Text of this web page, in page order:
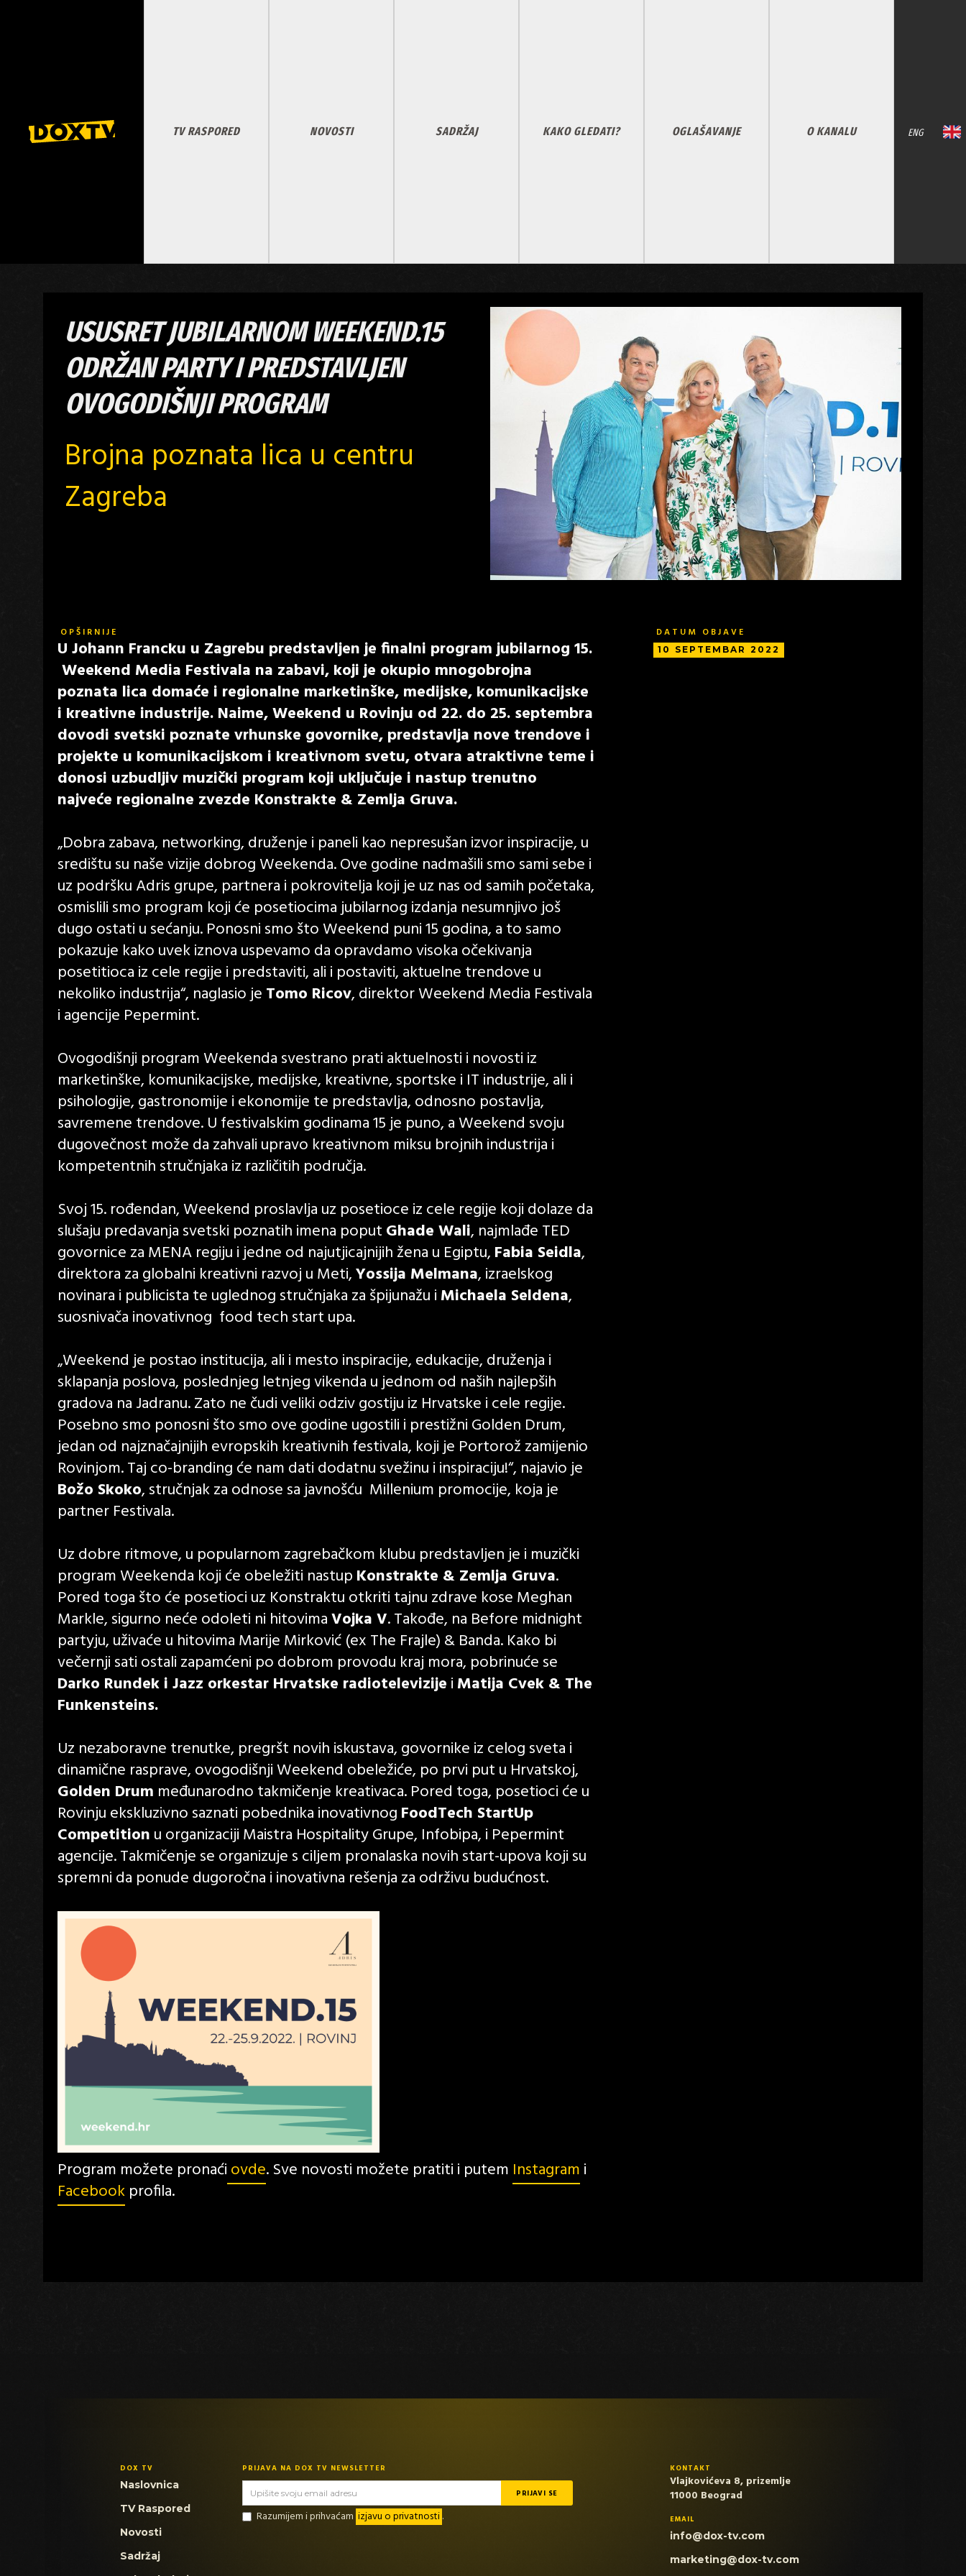
TV RASPORED NOVOSTI SADRŽAJ KAKO GLEDATI? OGLAŠAVANJE O KANALU ENG
USUSRET JUBILARNOM WEEKEND.15
ODRŽAN PARTY I PREDSTAVLJEN
OVOGODIŠNJI PROGRAM
Brojna poznata lica u centru
Zagreba
OPŠIRNIJE
U Johann Francku u Zagrebu predstavljen je finalni program jubilarnog 15.
Weekend Media Festivala na zabavi, koji je okupio mnogobrojna
poznata lica domaće i regionalne marketinške, medijske, komunikacijske
i kreativne industrije. Naime, Weekend u Rovinju od 22. do 25. septembra
dovodi svetski poznate vrhunske govornike, predstavlja nove trendove i
projekte u komunikacijskom i kreativnom svetu, otvara atraktivne teme i
donosi uzbudljiv muzički program koji uključuje i nastup trenutno
najveće regionalne zvezde Konstrakte & Zemlja Gruva.
„Dobra zabava, networking, druženje i paneli kao nepresušan izvor inspiracije, u
središtu su naše vizije dobrog Weekenda. Ove godine nadmašili smo sami sebe i
uz podršku Adris grupe, partnera i pokrovitelja koji je uz nas od samih početaka,
osmislili smo program koji će posetiocima jubilarnog izdanja nesumnjivo još
dugo ostati u sećanju. Ponosni smo što Weekend puni 15 godina, a to samo
pokazuje kako uvek iznova uspevamo da opravdamo visoka očekivanja
posetitioca iz cele regije i predstaviti, ali i postaviti, aktuelne trendove u
nekoliko industrija“, naglasio je Tomo Ricov, direktor Weekend Media Festivala
i agencije Pepermint.
Ovogodišnji program Weekenda svestrano prati aktuelnosti i novosti iz
marketinške, komunikacijske, medijske, kreativne, sportske i IT industrije, ali i
psihologije, gastronomije i ekonomije te predstavlja, odnosno postavlja,
savremene trendove. U festivalskim godinama 15 je puno, a Weekend svoju
dugovečnost može da zahvali upravo kreativnom miksu brojnih industrija i
kompetentnih stručnjaka iz različitih područja.
Svoj 15. rođendan, Weekend proslavlja uz posetioce iz cele regije koji dolaze da
slušaju predavanja svetski poznatih imena poput Ghade Wali, najmlađe TED
govornice za MENA regiju i jedne od najutjicajnijih žena u Egiptu, Fabia Seidla,
direktora za globalni kreativni razvoj u Meti,Yossija Melmana, izraelskog
novinara i publicista te uglednog stručnjaka za špijunažu i Michaela Seldena,
suosnivača inovativnog food tech start upa.
„Weekend je postao institucija, ali i mesto inspiracije, edukacije, druženja i
sklapanja poslova, poslednjeg letnjeg vikenda u jednom od naših najlepših
gradova na Jadranu. Zato ne čudi veliki odziv gostiju iz Hrvatske i cele regije.
Posebno smo ponosni što smo ove godine ugostili i prestižni Golden Drum,
jedan od najznačajnijih evropskih kreativnih festivala, koji je Portorož zamijenio
Rovinjom. Taj co-branding će nam dati dodatnu svežinu i inspiraciju!“, najavio je
Božo Skoko, stručnjak za odnose sa javnošću Millenium promocije, koja je
partner Festivala.
Uz dobre ritmove, u popularnom zagrebačkom klubu predstavljen je i muzički
program Weekenda koji će obeležiti nastup Konstrakte & Zemlja Gruva.
Pored toga što će posetioci uz Konstraktu otkriti tajnu zdrave kose Meghan
Markle, sigurno neće odoleti ni hitovimaVojka V. Takođe, na Before midnight
partyju, uživaće u hitovima Marije Mirković (ex The Frajle) & Banda. Kako bi
večernji sati ostali zapamćeni po dobrom provodu kraj mora, pobrinuće se
Darko Rundek i Jazz orkestar Hrvatske radiotelevizije i Matija Cvek & The
Funkensteins.
Uz nezaboravne trenutke, pregršt novih iskustava, govornike iz celog sveta i
dinamične rasprave, ovogodišnji Weekend obeležiće, po prvi put u Hrvatskoj,
Golden Drum međunarodno takmičenje kreativaca. Pored toga, posetioci će u
Rovinju ekskluzivno saznati pobednika inovativnog FoodTech StartUp
Competition u organizaciji Maistra Hospitality Grupe, Infobipa, i Pepermint
agencije. Takmičenje se organizuje s ciljem pronalaska novih start-upova koji su
spremni da ponude dugoročna i inovativna rešenja za održivu budućnost.
Program možete pronaći ovde. Sve novosti možete pratiti i putem Instagram i
Facebook profila.
DATUM OBJAVE
10 SEPTEMBAR 2022
DOX TV
Naslovnica
TV Raspored
Novosti
Sadržaj
PRIJAVA NA DOX TV NEWSLETTER
Razumijem i prihvaćam izjavu o privatnosti.
KONTAKT
Vlajkovićeva 8, prizemlje
11000 Beograd
EMAIL
info@dox-tv.com
marketing@dox-tv.com